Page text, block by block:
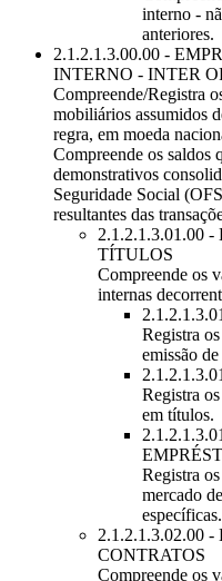
interno -
anteriores.
2.1.2.1.3.00.00 -
INTERNO - INTER
Compreende/Registra
mobiliários assumidos
regra, em moeda
Compreende os saldos
demonstrativos
Seguridade Social
resultantes das
2.1.2.1.3.01.00
TÍTULOS
Compreende os
internas
Registra
emissão
Registra
em títulos.
Registra
mercado
específicas.
2.1.2.1.3.02.00
CONTRATOS
Compreende os